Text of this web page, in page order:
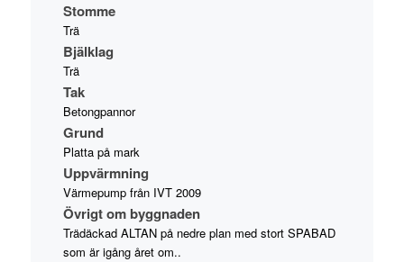
Stomme
Trä
Bjälklag
Trä
Tak
Betongpannor
Grund
Platta på mark
Uppvärmning
Värmepump från IVT 2009
Övrigt om byggnaden
Trädäckad ALTAN på nedre plan med stort SPABAD
som är igång året om..